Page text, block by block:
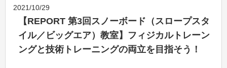
2021/10/29
【REPORT 第3回スノーボード（スロープスタ
イル／ビッグエア）教室】フィジカルトレーン
ングと技術トレーニングの両立を目指そう！